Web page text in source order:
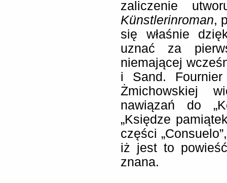
zaliczenie
Künstlerinroman,
się właśnie
uznać za
niemającej
i Sand.
Żmichowskiej
nawiązań do
„Księdze
części
iż jest to
znana.